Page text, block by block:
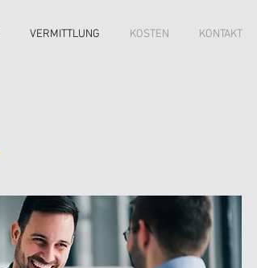
VERMITTLUNG KOSTEN KONTAKT